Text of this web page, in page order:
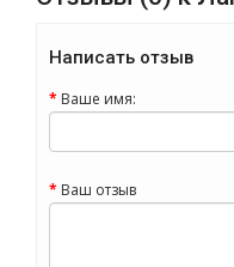
Написать отзыв
Ваше имя:
Ваш отзыв